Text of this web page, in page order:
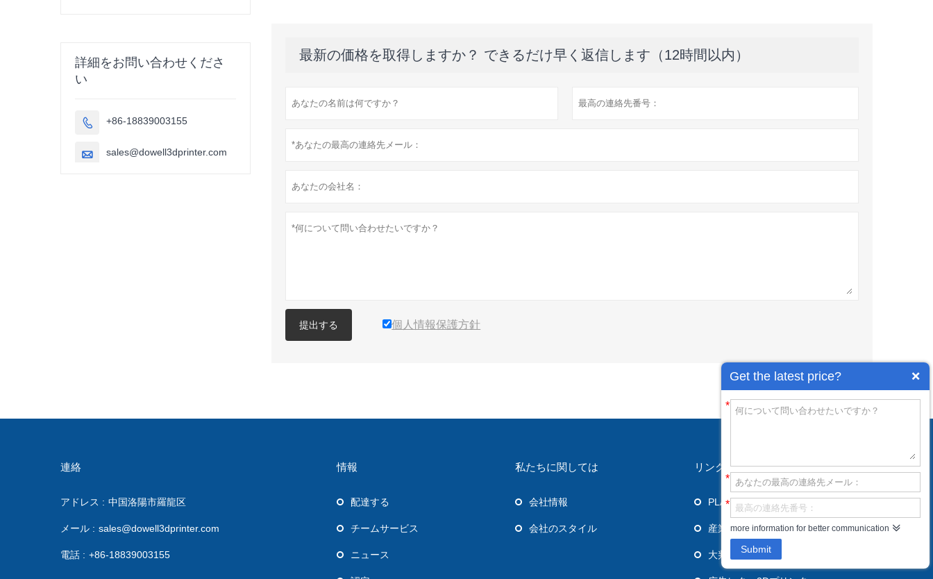
Get the latest price?
*
*
*
more information for better communication
Submit
最新の価格を取得しますか？ できるだけ早く返信します（12時間以内）
提出する 個人情報保護方針
詳細をお問い合わせくださ
い
 +86-18839003155
 sales@dowell3dprinter.com
連絡
アドレス : 中国洛陽市羅龍区
メール : sales@dowell3dprinter.com
電話 : +86-18839003155
情報
配達する
チームサービス
ニュース
私たちに関しては
会社情報
会社のスタイル
リンク
PLA 3Dプリンター
産業用3Dプリンター
大判3Dプリンター